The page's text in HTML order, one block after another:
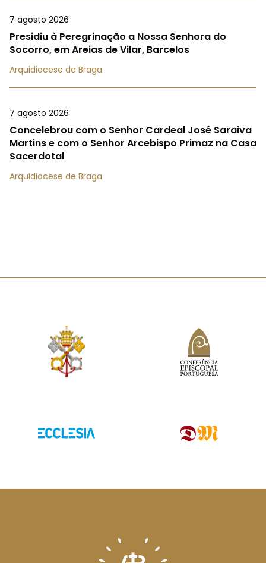
7 agosto 2026
Presidiu à Peregrinação a Nossa Senhora do
Socorro, em Areias de Vilar, Barcelos
Arquidiocese de Braga
7 agosto 2026
Concelebrou com o Senhor Cardeal José Saraiva
Martins e com o Senhor Arcebispo Primaz na Casa
Sacerdotal
Arquidiocese de Braga